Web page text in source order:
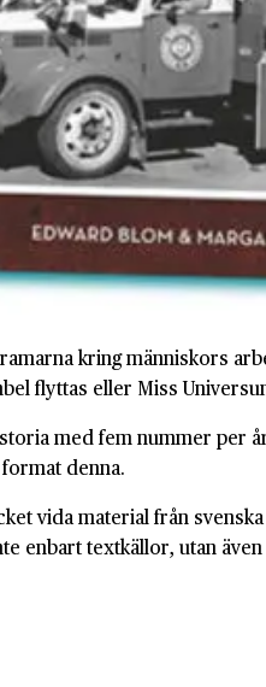
kring människors
flyttas eller Miss
med fem nummer
denna.
vida material från
enbart textkällor, utan